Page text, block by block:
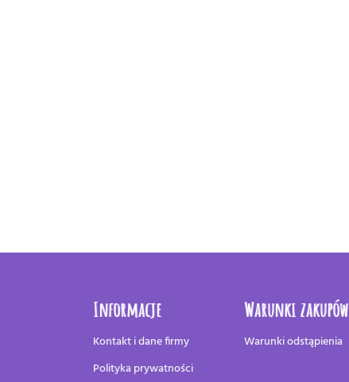
Informacje
Kontakt i dane firmy
Polityka prywatności
Warunki zakupów
Warunki odstąpienia